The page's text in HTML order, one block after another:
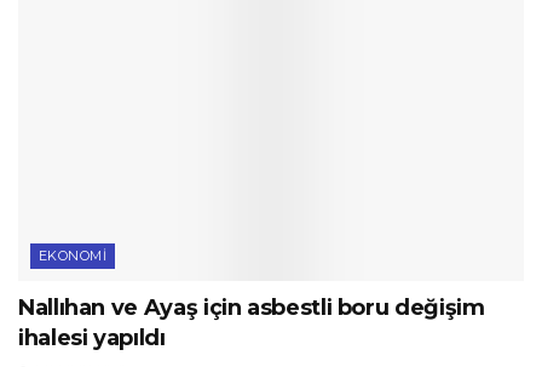
EKONOMI
Nallıhan ve Ayaş için asbestli boru değişim
ihalesi yapıldı